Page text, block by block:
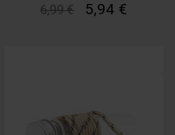
6,99 €
5,94 €